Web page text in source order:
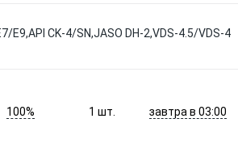
E9,API CK-4/SN,JASO DH-2,VDS-4.5/VDS-4
100% 1шт. завтра в 03:00